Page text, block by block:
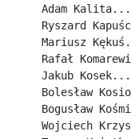
Adam
Ryszard
Mariusz
Rafał
Jakub
Bolesław
Bogusław
Wojciech